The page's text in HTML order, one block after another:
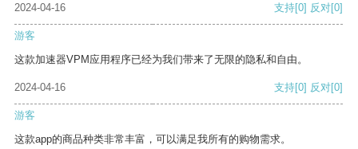
2024-04-16 支持[0] 反对[0]
游客
这款加速器VPM应用程序已经为我们带来了无限的隐私和自由。
2024-04-16 支持[0] 反对[0]
游客
这款app的商品种类非常丰富，可以满足我所有的购物需求。